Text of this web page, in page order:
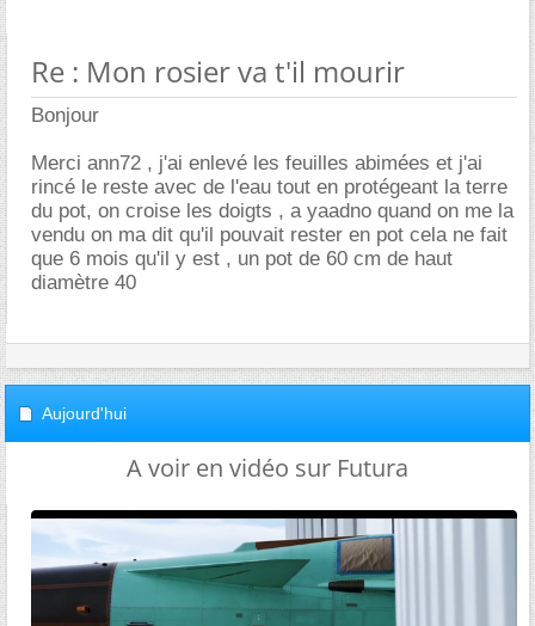
Re : Mon rosier va t'il mourir
Bonjour
Merci ann72 , j'ai enlevé les feuilles abimées et j'ai
rincé le reste avec de l'eau tout en protégeant la terre
du pot, on croise les doigts , a yaadno quand on me la
vendu on ma dit qu'il pouvait rester en pot cela ne fait
que 6 mois qu'il y est , un pot de 60 cm de haut
diamètre 40
Aujourd'hui
A voir en vidéo sur Futura